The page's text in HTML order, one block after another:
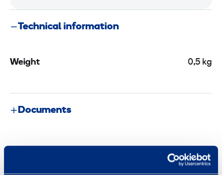
H
H
Technical information
Weight 0,5 kg
Documents